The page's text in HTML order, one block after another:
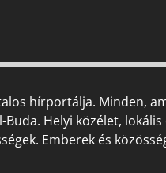
hírportálja. Minden,
Buda. Helyi közélet, lokális
Emberek és